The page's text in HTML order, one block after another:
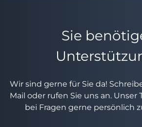
Sie
Wir sind gerne für Sie da!
Mail oder rufen Sie uns an. Unser
bei Fragen gerne persönlich